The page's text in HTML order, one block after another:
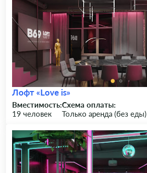
Лофт «Love is»
Вместимость:
19 человек
Схема оплаты:
Только аренда (без еды)